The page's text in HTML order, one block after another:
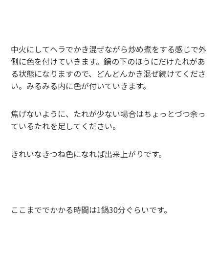
中火にしてヘラでかき混ぜながら炒め煮をする感じで外
側に色を付けていきます。鍋の下のほうにだけたれがあ
る状態になりますので、どんどんかき混ぜ続けてくださ
い。みるみる内に色が付いていきます。
焦げないように、たれが少ない場合はちょっとづつ余っ
ているたれを足してください。
きれいなきつね色になれば出来上がりです。
ここまででかかる時間は1鍋30分ぐらいです。